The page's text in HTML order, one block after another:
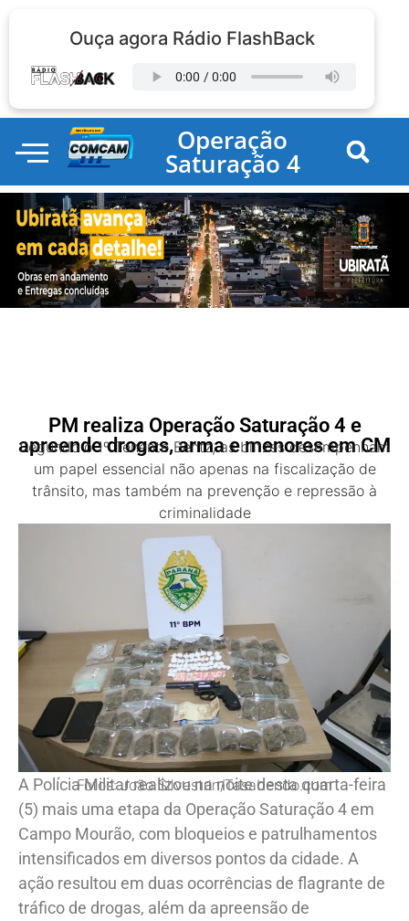
Ouça agora Rádio FlashBack
Operação
Saturação 4
PM realiza Operação Saturação 4 e
apreende drogas, arma e menores em CM
Segundo o 1º Tenente Bentz, as blitzes desempenham
um papel essencial não apenas na fiscalização de
trânsito, mas também na prevenção e repressão à
criminalidade
Fotos: João Silvestrin/Tasabendo.com
A Polícia Militar realizou na noite desta quarta-feira
(5) mais uma etapa da Operação Saturação 4 em
Campo Mourão, com bloqueios e patrulhamentos
intensificados em diversos pontos da cidade. A
ação resultou em duas ocorrências de flagrante de
tráfico de drogas, além da apreensão de